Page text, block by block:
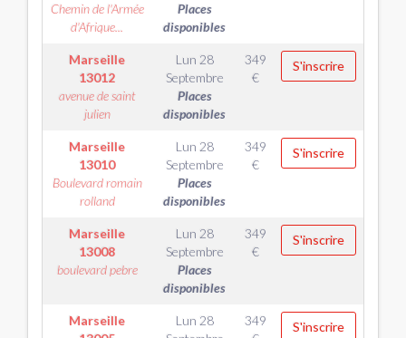
Chemin de l'Armée
d'Afrique...
Places
disponibles
Marseille
13012
avenue de saint
julien
Lun 28
Septembre
Places
disponibles
349
€
S'inscrire
Marseille
13010
Boulevard romain
rolland
Lun 28
Septembre
Places
disponibles
349
€
S'inscrire
Marseille
13008
boulevard pebre
Lun 28
Septembre
Places
disponibles
349
€
S'inscrire
Marseille
Lun 28
349
S'inscrire